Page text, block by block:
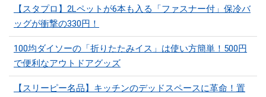
【スタプロ】2Lペットが6本も入る「ファスナー付」保冷バ
ッグが衝撃の330円！
100均ダイソーの「折りたたみイス」は使い方簡単！500円
で便利なアウトドアグッズ
【スリーピー名品】キッチンのデッドスペースに革命！置